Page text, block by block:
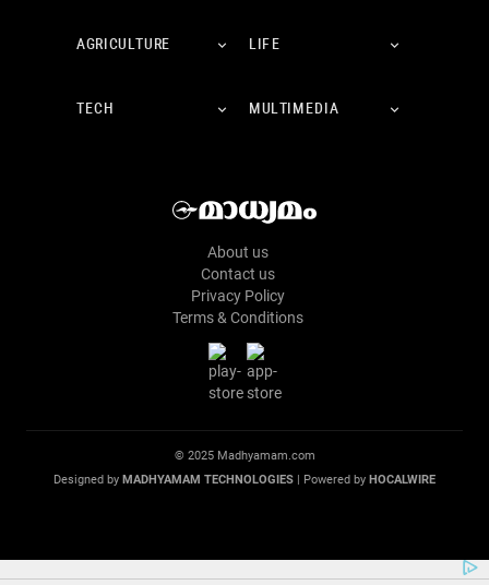
AGRICULTURE LIFE
TECH MULTIMEDIA
About us
Contact us
Privacy Policy
Terms & Conditions
© 2025 Madhyamam.com
Designed by MADHYAMAM TECHNOLOGIES | Powered by HOCALWIRE